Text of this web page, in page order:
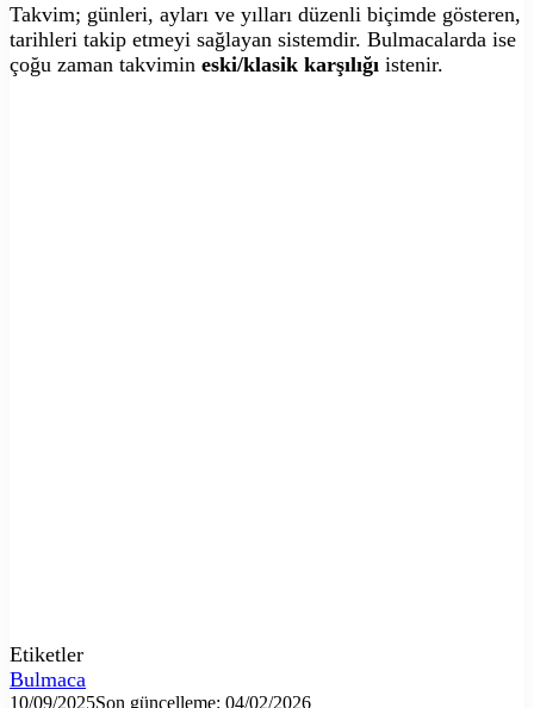
Takvim; günleri, ayları ve yılları düzenli biçimde gösteren,
tarihleri takip etmeyi sağlayan sistemdir. Bulmacalarda ise
çoğu zaman takvimin eski/klasik karşılığı istenir.
Etiketler
Bulmaca
10/09/2025Son güncelleme: 04/02/2026